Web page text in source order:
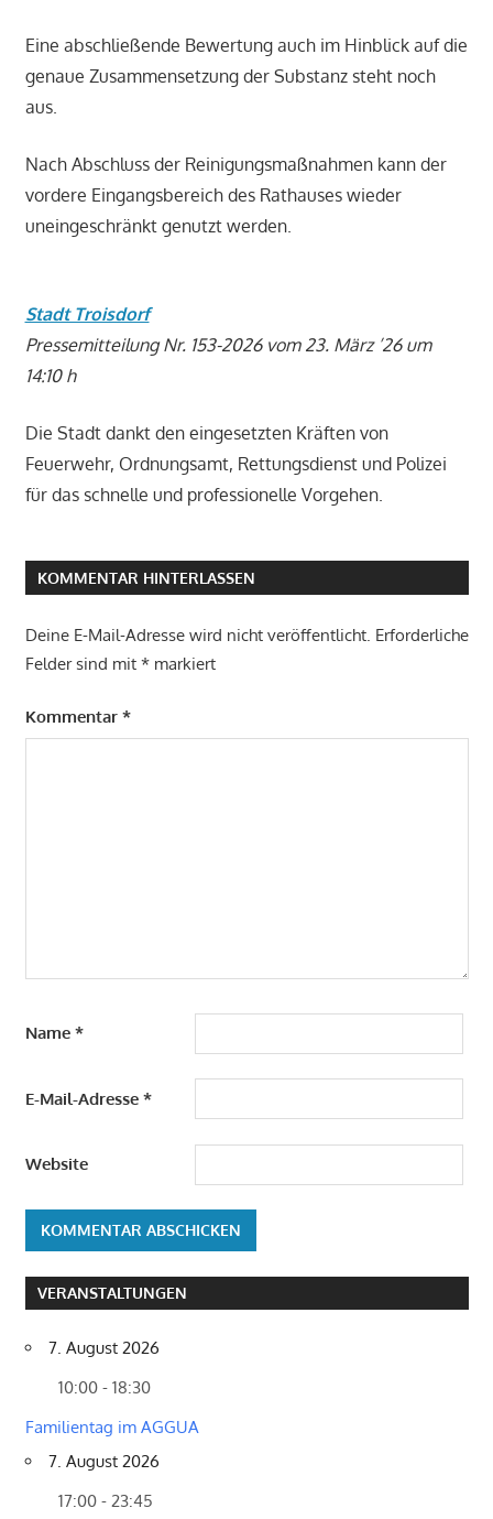
Eine abschließende Bewertung auch im Hinblick auf die
genaue Zusammensetzung der Substanz steht noch
aus.
Nach Abschluss der Reinigungsmaßnahmen kann der
vordere Eingangsbereich des Rathauses wieder
uneingeschränkt genutzt werden.
Stadt Troisdorf
Pressemitteilung Nr. 153-2026 vom 23. März ’26 um
14:10 h
Die Stadt dankt den eingesetzten Kräften von
Feuerwehr, Ordnungsamt, Rettungsdienst und Polizei
für das schnelle und professionelle Vorgehen.
KOMMENTAR HINTERLASSEN
Deine E-Mail-Adresse wird nicht veröffentlicht. Erforderliche
Felder sind mit *markiert
Kommentar *
Name *
E-Mail-Adresse *
Website
VERANSTALTUNGEN
7. August 2026
10:00 - 18:30
Familientag im AGGUA
7. August 2026
17:00 - 23:45